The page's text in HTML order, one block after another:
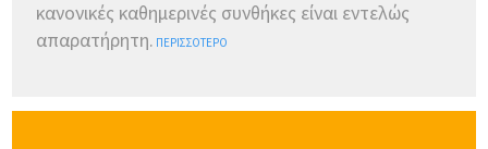
κανονικές καθημερινές συνθήκες είναι εντελώς
απαρατήρητη. ΠΕΡΙΣΣΌΤΕΡΟ